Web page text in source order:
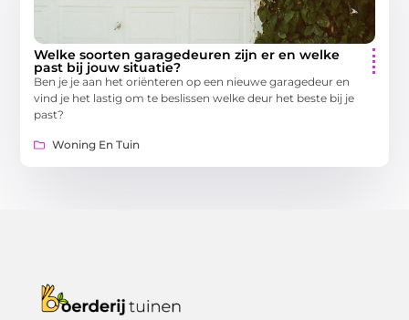
Welke soorten garagedeuren zijn er en welke
past bij jouw situatie?
Ben je je aan het oriënteren op een nieuwe garagedeur en
vind je het lastig om te beslissen welke deur het beste bij je
past?
Woning En Tuin